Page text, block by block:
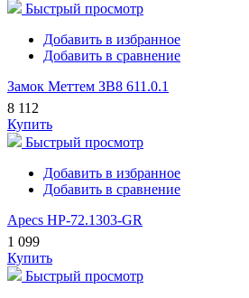
Быстрый просмотр
Добавить в избранное
Добавить в сравнение
Замок Меттем ЗВ8 611.0.1
8 112
Купить
Быстрый просмотр
Добавить в избранное
Добавить в сравнение
Apecs HP-72.1303-GR
1 099
Купить
Быстрый просмотр